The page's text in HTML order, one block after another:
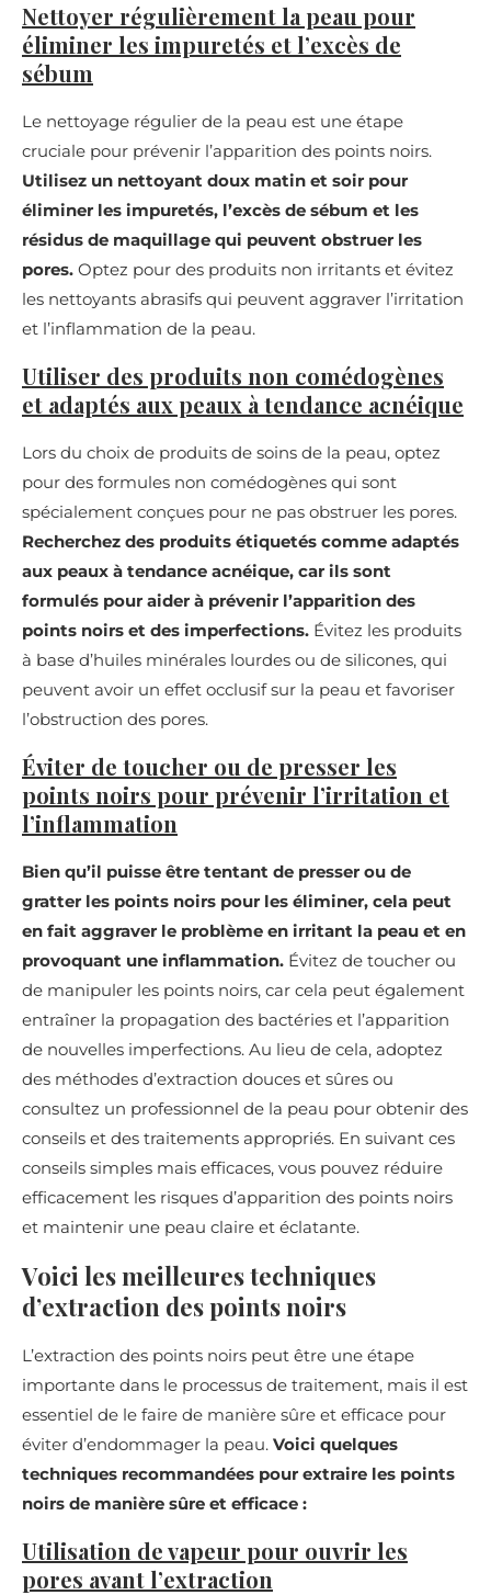
Nettoyer régulièrement la peau pour
éliminer les impuretés et l’excès de
sébum
Le nettoyage régulier de la peau est une étape
cruciale pour prévenir l’apparition des points noirs.
Utilisez un nettoyant doux matin et soir pour
éliminer les impuretés, l’excès de sébum et les
résidus de maquillage qui peuvent obstruer les
pores. Optez pour des produits non irritants et évitez
les nettoyants abrasifs qui peuvent aggraver l’irritation
et l’inflammation de la peau.
Utiliser des produits non comédogènes
et adaptés aux peaux à tendance acnéique
Lors du choix de produits de soins de la peau, optez
pour des formules non comédogènes qui sont
spécialement conçues pour ne pas obstruer les pores.
Recherchez des produits étiquetés comme adaptés
aux peaux à tendance acnéique, car ils sont
formulés pour aider à prévenir l’apparition des
points noirs et des imperfections. Évitez les produits
à base d’huiles minérales lourdes ou de silicones, qui
peuvent avoir un effet occlusif sur la peau et favoriser
l’obstruction des pores.
Éviter de toucher ou de presser les
points noirs pour prévenir l’irritation et
l’inflammation
Bien qu’il puisse être tentant de presser ou de
gratter les points noirs pour les éliminer, cela peut
en fait aggraver le problème en irritant la peau et en
provoquant une inflammation. Évitez de toucher ou
de manipuler les points noirs, car cela peut également
entraîner la propagation des bactéries et l’apparition
de nouvelles imperfections. Au lieu de cela, adoptez
des méthodes d’extraction douces et sûres ou
consultez un professionnel de la peau pour obtenir des
conseils et des traitements appropriés. En suivant ces
conseils simples mais efficaces, vous pouvez réduire
efficacement les risques d’apparition des points noirs
et maintenir une peau claire et éclatante.
Voici les meilleures techniques
d’extraction des points noirs
L’extraction des points noirs peut être une étape
importante dans le processus de traitement, mais il est
essentiel de le faire de manière sûre et efficace pour
éviter d’endommager la peau. Voici quelques
techniques recommandées pour extraire les points
noirs de manière sûre et efficace :
Utilisation de vapeur pour ouvrir les
pores avant l’extraction